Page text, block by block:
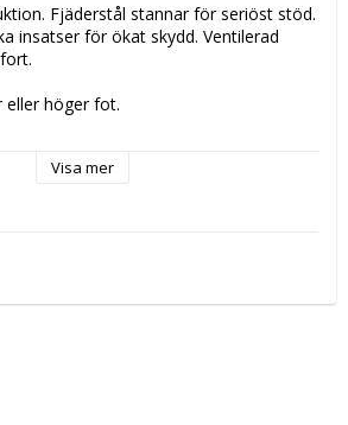
Fjäderstål stannar för seriöst stöd.
insatser för ökat skydd. Ventilerad
eller höger fot.
Medium =
polyester
Visa mer